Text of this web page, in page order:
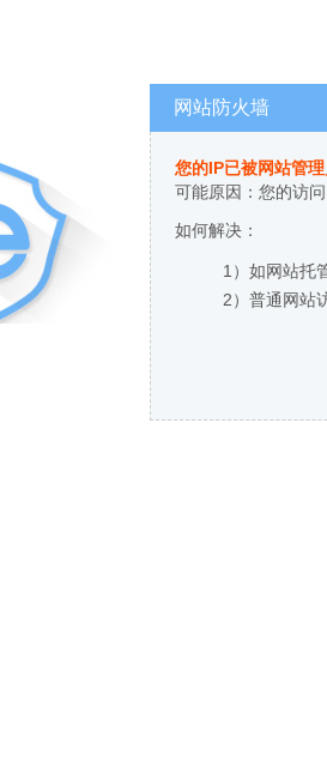
网站防火墙
您的IP已被网站管
可能原因：您的访
如何解决：
1）如网站托
2）普通网站